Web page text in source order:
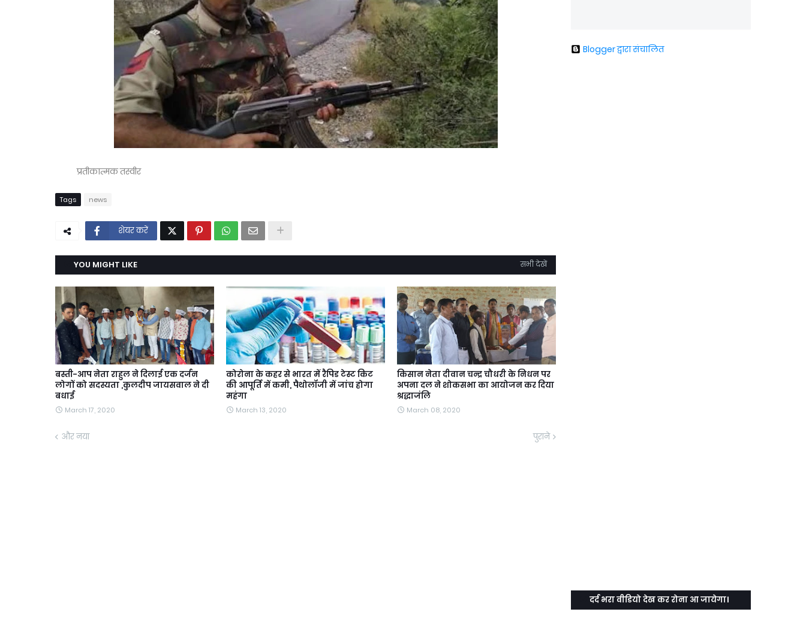
प्रतीकात्मक तस्वीर
Tags news
शेयर करें
YOU MIGHT LIKE सभी देखें
बस्ती-आप नेता राहुल ने दिलाई एक दर्जन
लोगों को सदस्यता ,कुलदीप जायसवाल ने दी
बधाई
March 17, 2020
कोरोना के कहर से भारत में रैपिड टेस्ट किट
की आपूर्ति में कमी, पैथोलॉजी में जांच होगा
महंगा
March 13, 2020
किसान नेता दीवान चन्द्र चौधरी के निधन पर
अपना दल ने शोकसभा का आयोजन कर दिया
श्रद्धाजंलि
March 08, 2020
और नया पुराने
Blogger द्वारा संचालित
दर्द भरा वीडियो देख कर रोना आ जायेगा।